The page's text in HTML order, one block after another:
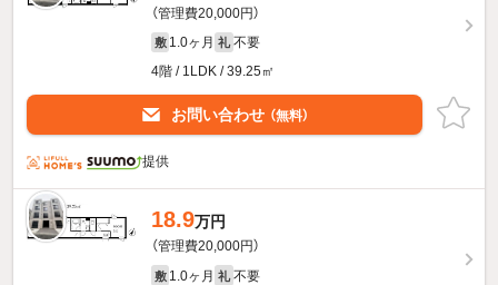
（管理費20,000円）
敷 1.0ヶ月 礼 不要
4階 / 1LDK / 39.25㎡
お問い合わせ （無料）
提供
18.9万円
（管理費20,000円）
敷 1.0ヶ月 礼 不要